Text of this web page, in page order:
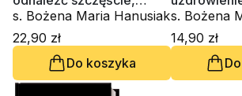
pokój i radość nie z tego
świata
s. Bożena Maria Hanusiak
22,90 zł
Do koszyka
s. Bożena
14,90 zł